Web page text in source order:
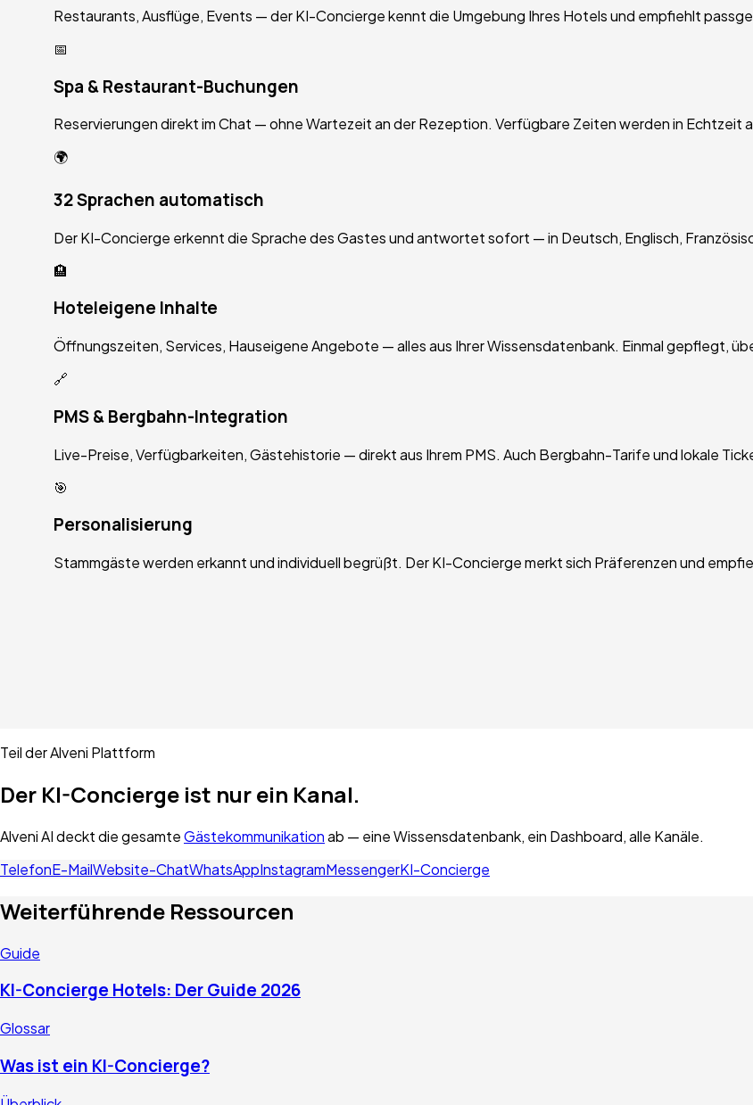
Restaurants, Ausflüge, Events — der KI-Concierge kennt die Umgebung Ihres Hotels und empfiehlt
📅
Spa & Restaurant-Buchungen
Reservierungen direkt im Chat — ohne Wartezeit an der Rezeption. Verfügbare Zeiten werden in Echtzeit
🌍
32 Sprachen automatisch
Der KI-Concierge erkennt die Sprache des Gastes und antwortet sofort — in Deutsch, Englisch,
🏨
Hoteleigene Inhalte
Öffnungszeiten, Services, Hauseigene Angebote — alles aus Ihrer Wissensdatenbank. Einmal gepflegt,
🔗
PMS & Bergbahn-Integration
Live-Preise, Verfügbarkeiten, Gästehistorie — direkt aus Ihrem PMS. Auch Bergbahn-Tarife und lokale
🎯
Personalisierung
Stammgäste werden erkannt und individuell begrüßt. Der KI-Concierge merkt sich Präferenzen und
Teil der Alveni Plattform
Der KI-Concierge ist nur ein Kanal.
Alveni AI deckt die gesamteGästekommunikationab — eine Wissensdatenbank, ein Dashboard, alle Kanäle.
TelefonE-MailWebsite-ChatWhatsAppInstagramMessengerKI-Concierge
Weiterführende Ressourcen
Guide
KI-Concierge Hotels: Der Guide 2026
Glossar
Was ist ein KI-Concierge?